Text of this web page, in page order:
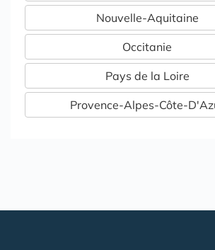
Nouvelle-Aquitaine
Occitanie
Pays de la Loire
Provence-Alpes-Côte-